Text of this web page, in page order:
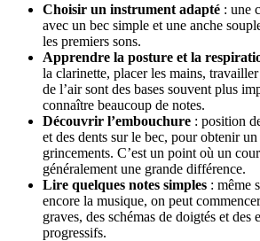
Choisir un instrument adapté : une
avec un bec simple et une anche
les premiers sons.
Apprendre la posture et la
la clarinette, placer les mains,
de l’air sont des bases souvent plus
connaître beaucoup de notes.
Découvrir l’embouchure : position
et des dents sur le bec, pour obtenir
grincements. C’est un point où un
généralement une grande différence.
Lire quelques notes simples : même
encore la musique, on peut
graves, des schémas de doigtés et des
progressifs.